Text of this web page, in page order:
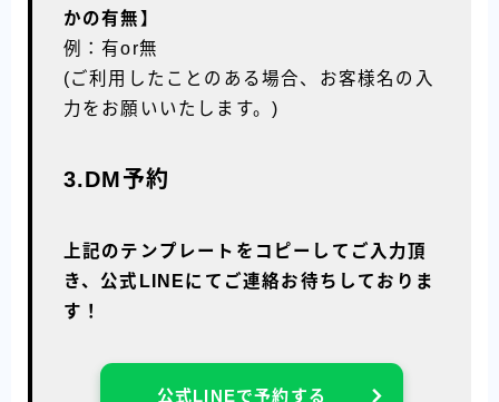
かの有無】
例：有or無
(ご利用したことのある場合、お客様名の入
力をお願いいたします。)
3.DM予約
上記のテンプレートをコピーしてご入力頂
き、公式LINEにてご連絡お待ちしておりま
す！
公式LINEで予約する